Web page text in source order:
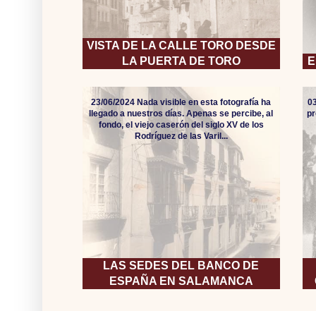
VISTA DE LA CALLE TORO DESDE
LA PUERTA DE TORO
LAS SEDES DEL BANCO DE
ESPAÑA EN SALAMANCA
23/06/2024 Nada visible en esta fotografía ha
llegado a nuestros días. Apenas se percibe, al
fondo, el viejo caserón del siglo XV de los
Rodríguez de las Varil...